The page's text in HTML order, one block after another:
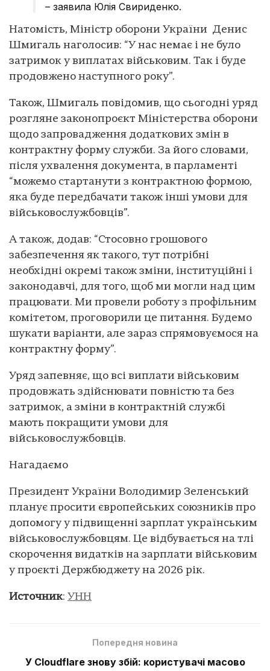
– заявила Юлія Свириденко.
Натомість, Міністр оборони України Денис
Шмигаль наголосив: “У нас немає і не було
затримок у виплатах військовим. Так і буде
продовжено наступного року”.
Також, Шмигаль повідомив, що сьогодні уряд
розгляне законопроєкт Міністерства оборони
щодо запровадження додаткових змін в
контрактну форму служби. За його словами,
після ухвалення документа, в парламенті
“можемо стартанути з контрактною формою,
яка буде передбачати також інші умови для
військовослужбовців”.
А також, додав: “Стосовно грошового
забезпечення як такого, тут потрібні
необхідні окремі також зміни, інституційні і
законодавчі, для того, щоб ми могли над цим
працювати. Ми провели роботу з профільним
комітетом, проговорили це питання. Будемо
шукати варіанти, але зараз спрямовуємося на
контрактну форму”.
Уряд запевняє, що всі виплати військовим
продовжать здійснювати повністю та без
затримок, а зміни в контрактній службі
мають покращити умови для
військовослужбовців.
Нагадаємо
Президент України Володимир Зеленський
планує просити європейських союзників про
допомогу у підвищенні зарплат українським
військовослужбовцям. Це відбувається на тлі
скорочення видатків на зарплати військовим
у проєкті Держбюджету на 2026 рік.
Источник: УНН
Попередня новина
У Cloudflare знову збій: користувачі масово